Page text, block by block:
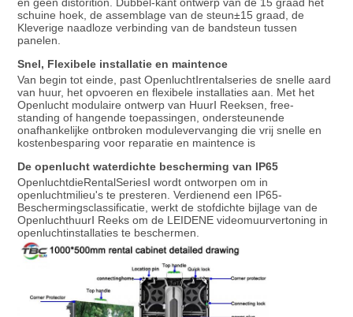
en geen distorition. Dubbel-kant ontwerp van de 15 graad het
schuine hoek, de assemblage van de steun±15 graad, de
Kleverige naadloze verbinding van de bandsteun tussen
panelen.
Snel, Flexibele installatie en maintence
Van begin tot einde, past OpenluchtⅠrentalseries de snelle aard
van huur, het opvoeren en flexibele installaties aan. Met het
Openlucht modulaire ontwerp van HuurⅠ Reeksen, free-
standing of hangende toepassingen, ondersteunende
onafhankelijke ontbroken modulevervanging die vrij snelle en
kostenbesparing voor reparatie en maintence is
De openlucht waterdichte bescherming van IP65
OpenluchtdieRentalSeriesⅠ wordt ontworpen om in
openluchtmilieu's te presteren. Verdienend een IP65-
Beschermingsclassificatie, werkt de stofdichte bijlage van de
OpenluchthuurⅠ Reeks om de LEIDENE videomuurvertoning in
openluchtinstallaties te beschermen.